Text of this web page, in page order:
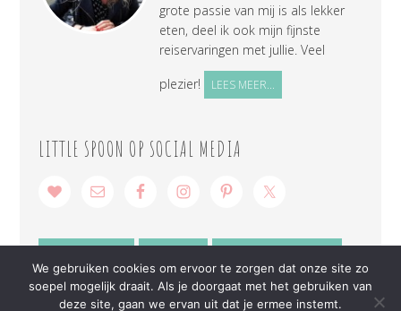
grote passie van mij is als lekker
eten, deel ik ook mijn fijnste
reiservaringen met jullie. Veel
plezier!
LEES MEER...
LITTLE SPOON OP SOCIAL MEDIA
We gebruiken cookies om ervoor te zorgen dat onze site zo
soepel mogelijk draait. Als je doorgaat met het gebruiken van
deze site, gaan we ervan uit dat je ermee instemt.